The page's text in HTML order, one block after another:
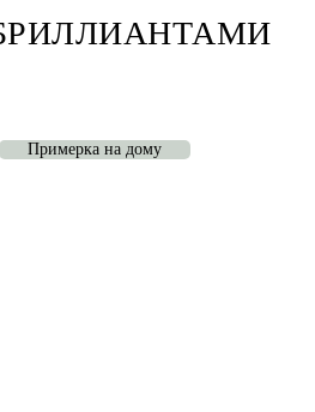
Примерка на дому